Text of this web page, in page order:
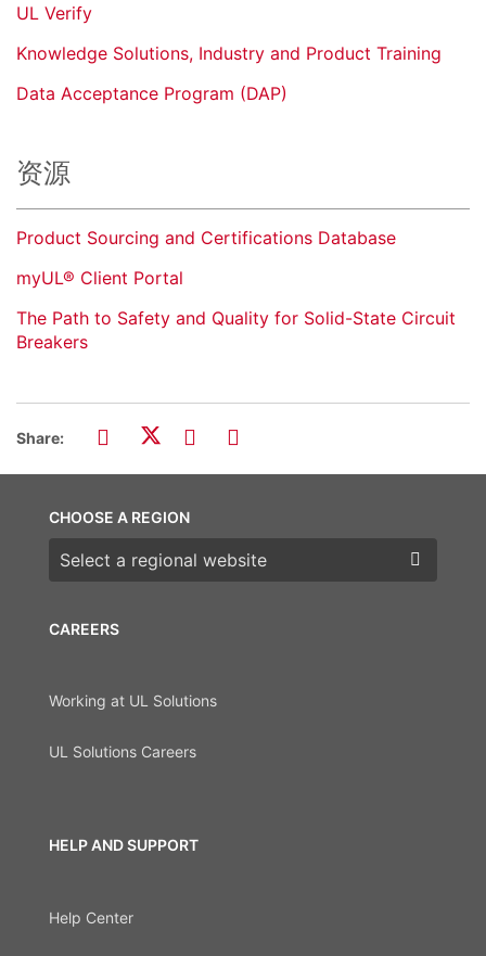
UL Verify
Knowledge Solutions, Industry and Product Training
Data Acceptance Program (DAP)
资源
Product Sourcing and Certifications Database
myUL® Client Portal
The Path to Safety and Quality for Solid-State Circuit
Breakers
Share:
CAREERS
Working at UL Solutions
UL Solutions Careers
HELP AND SUPPORT
Help Center
CHOOSE A REGION
Choose a region